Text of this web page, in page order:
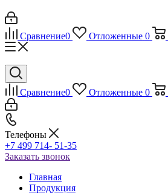
Сравнение0 Отложенные 0
Сравнение0 Отложенные 0
Телефоны
+7 499 714- 51-35
Заказать звонок
Главная
Продукция